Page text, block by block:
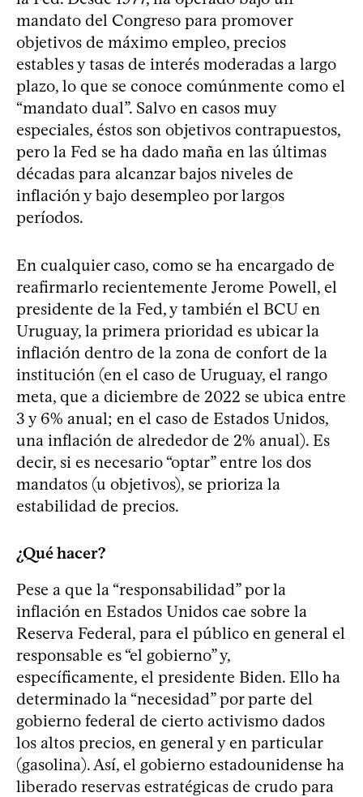
mandato del Congreso para promover
objetivos de máximo empleo, precios
estables y tasas de interés moderadas a largo
plazo, lo que se conoce comúnmente como el
“mandato dual”. Salvo en casos muy
especiales, éstos son objetivos contrapuestos,
pero la Fed se ha dado maña en las últimas
décadas para alcanzar bajos niveles de
inflación y bajo desempleo por largos
períodos.
En cualquier caso, como se ha encargado de
reafirmarlo recientemente Jerome Powell, el
presidente de la Fed, y también el BCU en
Uruguay, la primera prioridad es ubicar la
inflación dentro de la zona de confort de la
institución (en el caso de Uruguay, el rango
meta, que a diciembre de 2022 se ubica entre
3 y 6% anual; en el caso de Estados Unidos,
una inflación de alrededor de 2% anual). Es
decir, si es necesario “optar” entre los dos
mandatos (u objetivos), se prioriza la
estabilidad de precios.
¿Qué hacer?
Pese a que la “responsabilidad” por la
inflación en Estados Unidos cae sobre la
Reserva Federal, para el público en general el
responsable es “el gobierno” y,
específicamente, el presidente Biden. Ello ha
determinado la “necesidad” por parte del
gobierno federal de cierto activismo dados
los altos precios, en general y en particular
(gasolina). Así, el gobierno estadounidense ha
liberado reservas estratégicas de crudo para